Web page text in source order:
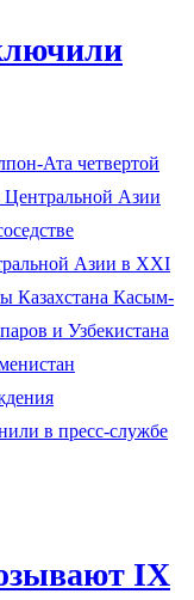
Ата четвертой
Центральной Азии
Азии в XXI
Казахстана Касым-
и Узбекистана
в пресс-службе
IX